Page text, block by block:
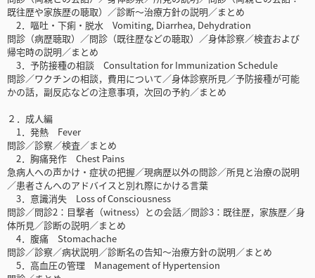
既往歴や家族歴の聴取）／診断〜治療方針の説明／まとめ
2．嘔吐・下痢・脱水 Vomiting, Diarrhea, Dehydration
問診（病歴聴取）／問診（既往歴などの聴取）／身体診察／検査および
帰宅時の説明／まとめ
3．予防接種の相談 Consultation for Immunization Schedule
問診／ワクチンの相談，費用について／身体診察所見／予防接種が可能
かの話，副反応などの注意事項，次回の予約／まとめ
２．成人編
1．発熱 Fever
問診／診察／検査／まとめ
2．胸痛発作 Chest Pains
急病人への声かけ・症状の把握／現病歴以外の問診／所見と治療の説明
／患者さんへのアドバイスと別れ際にかける言葉
3．意識消失 Loss of Consciousness
問診／問診2：目撃者（witness）との会話／問診3：既往歴，家族歴／身
体所見／診断の説明／まとめ
4．腹痛 Stomachache
問診／診察／病状説明／診断名の告知〜治療方針の説明／まとめ
5．高血圧の管理 Management of Hypertension